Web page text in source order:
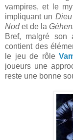
vampires, et le
impliquant un
Nodet de la
Bref, malgré son
contient des
le jeu de rôle
joueurs une
reste une bonne